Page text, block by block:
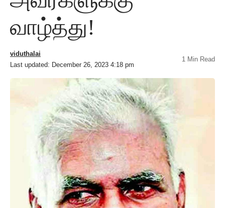
வாழ்த்து!
Last updated: December 26, 2023 4:18 pm
viduthalai
1 Min Read